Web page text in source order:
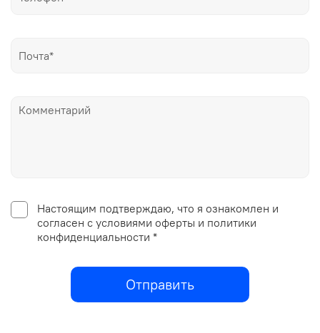
Настоящим подтверждаю, что я ознакомлен и
согласен с условиями оферты и политики
конфиденциальности *
Отправить